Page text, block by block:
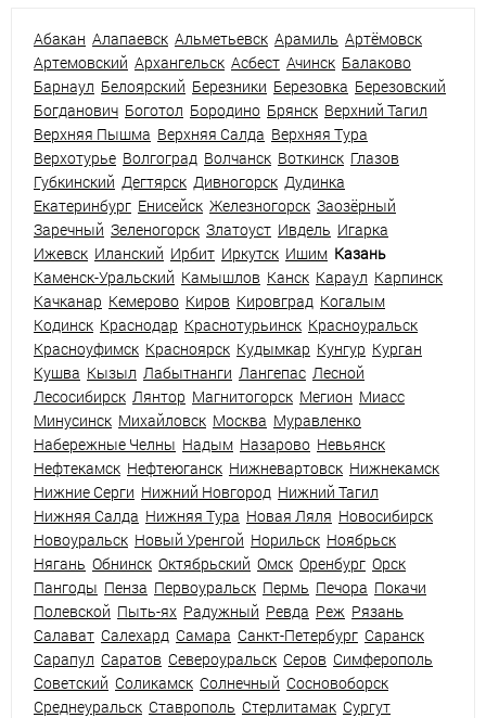
Абакан Алапаевск Альметьевск Арамиль Артёмовск
Артемовский Архангельск Асбест Ачинск Балаково
Барнаул Белоярский Березники Березовка Березовский
Богданович Боготол Бородино Брянск Верхний Тагил
Верхняя Пышма Верхняя Салда Верхняя Тура
Верхотурье Волгоград Волчанск Воткинск Глазов
Губкинский Дегтярск Дивногорск Дудинка
Екатеринбург Енисейск Железногорск Заозёрный
Заречный Зеленогорск Златоуст Ивдель Игарка
Ижевск Иланский Ирбит Иркутск Ишим Казань
Каменск-Уральский Камышлов Канск Караул Карпинск
Качканар Кемерово Киров Кировград Когалым
Кодинск Краснодар Краснотурьинск Красноуральск
Красноуфимск Красноярск Кудымкар Кунгур Курган
Кушва Кызыл Лабытнанги Лангепас Лесной
Лесосибирск Лянтор Магнитогорск Мегион Миасс
Минусинск Михайловск Москва Муравленко
Набережные Челны Надым Назарово Невьянск
Нефтекамск Нефтеюганск Нижневартовск Нижнекамск
Нижние Серги Нижний Новгород Нижний Тагил
Нижняя Салда Нижняя Тура Новая Ляля Новосибирск
Новоуральск Новый Уренгой Норильск Ноябрьск
Нягань Обнинск Октябрьский Омск Оренбург Орск
Пангоды Пенза Первоуральск Пермь Печора Покачи
Полевской Пыть-ях Радужный Ревда Реж Рязань
Салават Салехард Самара Санкт-Петербург Саранск
Сарапул Саратов Североуральск Серов Симферополь
Советский Соликамск Солнечный Сосновоборск
Среднеуральск Ставрополь Стерлитамак Сургут